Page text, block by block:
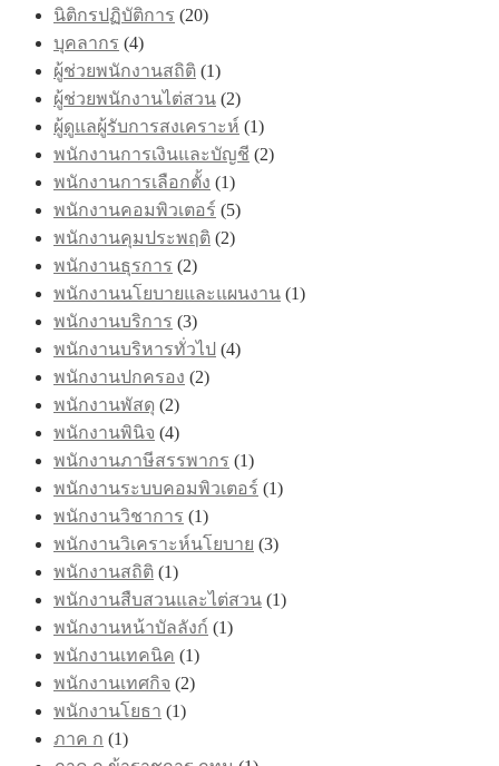
นิติกรปฏิบัติการ (20)
บุคลากร (4)
ผู้ช่วยพนักงานสถิติ (1)
ผู้ช่วยพนักงานไต่สวน (2)
ผู้ดูแลผู้รับการสงเคราะห์ (1)
พนักงานการเงินและบัญชี (2)
พนักงานการเลือกตั้ง (1)
พนักงานคอมพิวเตอร์ (5)
พนักงานคุมประพฤติ (2)
พนักงานธุรการ (2)
พนักงานนโยบายและแผนงาน (1)
พนักงานบริการ (3)
พนักงานบริหารทั่วไป (4)
พนักงานปกครอง (2)
พนักงานพัสดุ (2)
พนักงานพินิจ (4)
พนักงานภาษีสรรพากร (1)
พนักงานระบบคอมพิวเตอร์ (1)
พนักงานวิชาการ (1)
พนักงานวิเคราะห์นโยบาย (3)
พนักงานสถิติ (1)
พนักงานสืบสวนและไต่สวน (1)
พนักงานหน้าบัลลังก์ (1)
พนักงานเทคนิค (1)
พนักงานเทศกิจ (2)
พนักงานโยธา (1)
ภาค ก (1)